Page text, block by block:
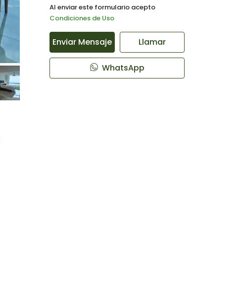
Al enviar este formulario acepto
Condiciones de Uso
Enviar Mensaje Llamar
WhatsApp